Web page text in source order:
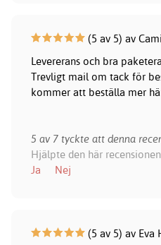
(5 av 5) av
Levererans och bra
Trevligt mail om tack för
kommer att beställa mer
5 av 7 tyckte att denna
Hjälpte den här
Ja
Nej
(5 av 5) av Eva